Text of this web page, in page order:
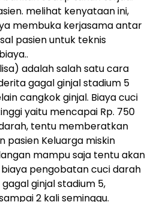
melihat kenyataan ini,
membuka kerjasama antar
pasien untuk teknis
adalah salah satu cara
gagal ginjal stadium 5
cangkok ginjal. Biaya cuci
yaitu mencapai Rp. 750
tentu memberatkan
pasien Keluarga miskin
mampu saja tentu akan
pengobatan cuci darah
ginjal stadium 5,
2 kali seminggu.